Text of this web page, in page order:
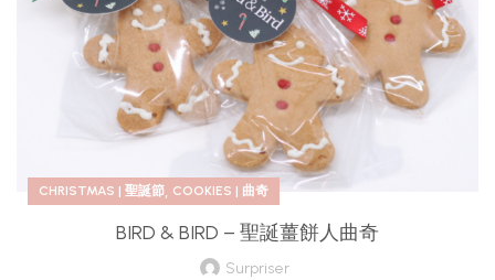
CHRISTMAS | 聖誕節, COOKIES | 曲奇
BIRD & BIRD – 聖誕薑餅人曲奇
Surpriser